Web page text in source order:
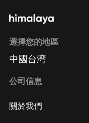
選擇您的地區
中國台湾
公司信息
關於我們